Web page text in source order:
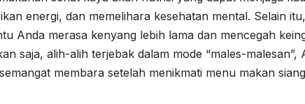
energi, dan memelihara kesehatan mental. Selain
Anda merasa kenyang lebih lama dan mencegah
saja, alih-alih terjebak dalam mode “males-
membara setelah menikmati menu makan